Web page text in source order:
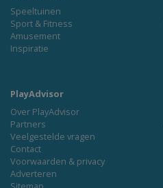
Speeltuinen
Sport & Fitness
Amusement
Inspiratie
PlayAdvisor
Over PlayAdvisor
Partners
Veelgestelde vragen
Contact
Voorwaarden & privacy
Adverteren